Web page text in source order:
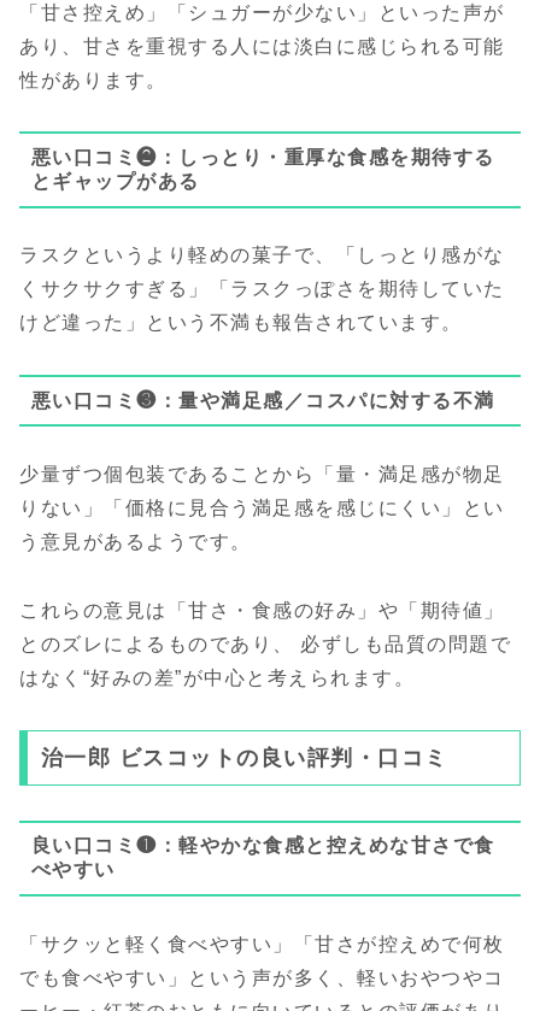
「甘さ控えめ」「シュガーが少ない」といった声が
あり、甘さを重視する人には淡白に感じられる可能
性があります。
悪い口コミ❷：しっとり・重厚な食感を期待する
とギャップがある
ラスクというより軽めの菓子で、「しっとり感がな
くサクサクすぎる」「ラスクっぽさを期待していた
けど違った」という不満も報告されています。
悪い口コミ❸：量や満足感／コスパに対する不満
少量ずつ個包装であることから「量・満足感が物足
りない」「価格に見合う満足感を感じにくい」とい
う意見があるようです。
これらの意見は「甘さ・食感の好み」や「期待値」
とのズレによるものであり、 必ずしも品質の問題で
はなく“好みの差”が中心と考えられます。
治一郎 ビスコットの良い評判・口コミ
良い口コミ❶：軽やかな食感と控えめな甘さで食
べやすい
「サクッと軽く食べやすい」「甘さが控えめで何枚
でも食べやすい」という声が多く、軽いおやつやコ